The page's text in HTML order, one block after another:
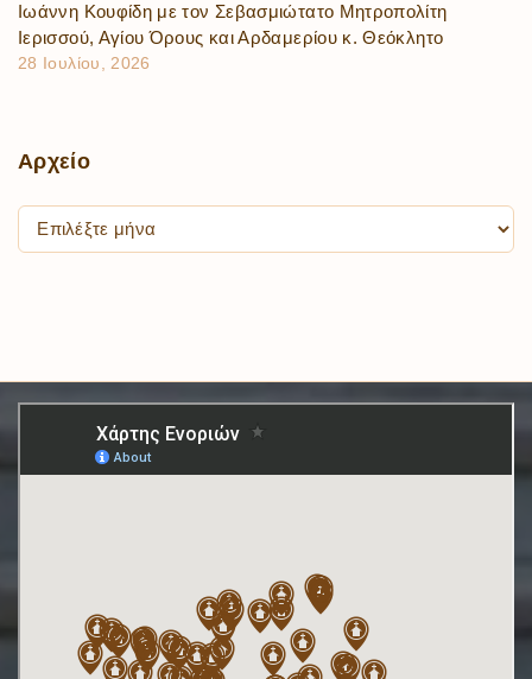
Ιωάννη Κουφίδη με τον Σεβασμιώτατο Μητροπολίτη
Ιερισσού, Αγίου Όρους και Αρδαμερίου κ. Θεόκλητο
28 Ιουλίου, 2026
Αρχείο